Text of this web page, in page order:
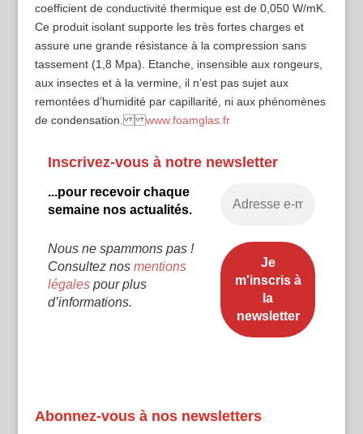
coefficient de conductivité thermique est de 0,050 W/mK.
Ce produit isolant supporte les très fortes charges et
assure une grande résistance à la compression sans
tassement (1,8 Mpa). Etanche, insensible aux rongeurs,
aux insectes et à la vermine, il n’est pas sujet aux
remontées d’humidité par capillarité, ni aux phénomènes
de condensation.www.foamglas.fr
Inscrivez-vous à notre newsletter
...pour recevoir chaque
semaine nos actualités.
Nous ne spammons pas !
Consultez nos mentions
légalespour plus
d’informations.
Abonnez-vous à nos newsletters